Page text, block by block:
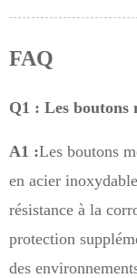
FAQ
Q1 : Les
A1 :Les boutons
en acier
résistance à la
protection
des